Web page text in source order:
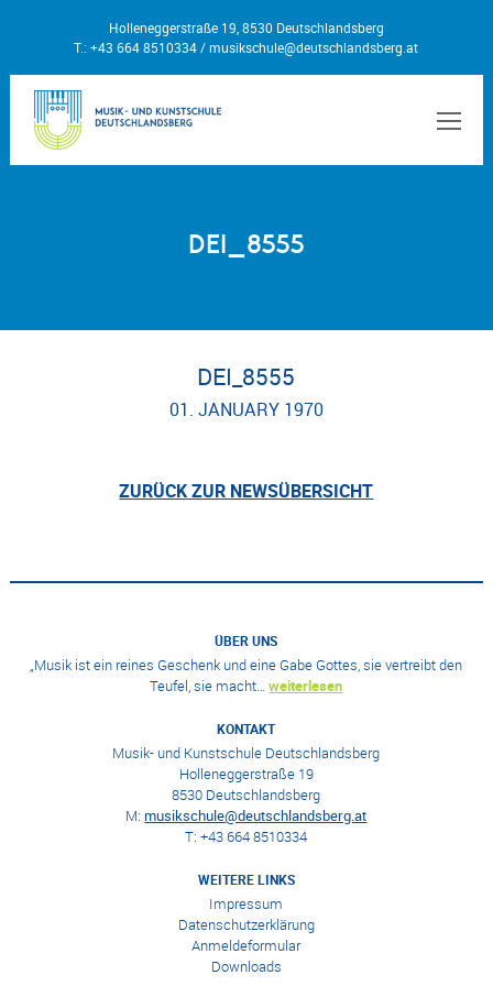
Holleneggerstraße 19, 8530 Deutschlandsberg
T.: +43 664 8510334 /musikschule@deutschlandsberg.at
DEI_8555
DEI_8555
01. JANUARY 1970
ZURÜCK ZUR NEWSÜBERSICHT
ÜBER UNS
„Musik ist ein reines Geschenk und eine Gabe Gottes, sie vertreibt den
Teufel, sie macht…weiterlesen
KONTAKT
Musik- und Kunstschule Deutschlandsberg
Holleneggerstraße 19
8530 Deutschlandsberg
M: musikschule@deutschlandsberg.at
T: +43 664 8510334
WEITERE LINKS
Impressum
Datenschutzerklärung
Anmeldeformular
Downloads